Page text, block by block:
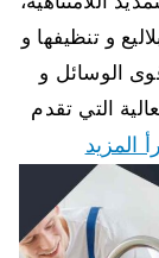
و تنظيفها و
الوسائل و
التي تقدم
المزيد